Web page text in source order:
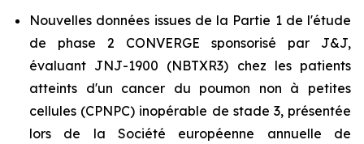
Nouvelles données issues de la Partie 1 de l'étude
de phase 2 CONVERGE sponsorisé par J&J,
évaluant JNJ-1900 (NBTXR3) chez les patients
atteints d'un cancer du poumon non à petites
cellules (CPNPC) inopérable de stade 3, présentée
lors de la Société européenne annuelle de